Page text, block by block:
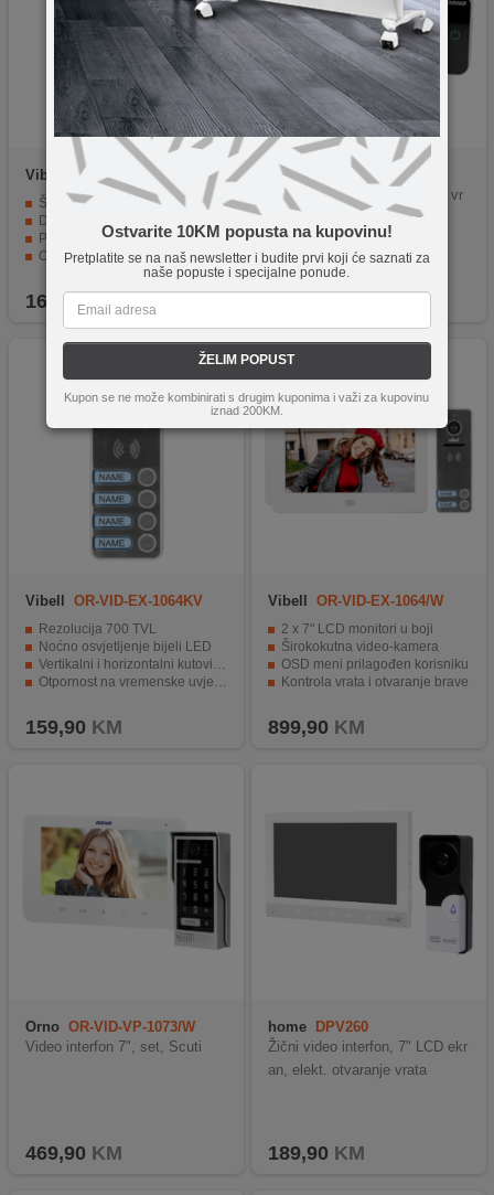
Ostvarite 10KM popusta na kupovinu!
Pretplatite se na naš newsletter i budite prvi koji će saznati za
naše popuste i specijalne ponude.
ŽELIM POPUST
Kupon se ne može kombinirati s drugim kuponima i važi za kupovinu
iznad 200KM.
Vibell OR-VID-EX-1063KV
Širokokutna kamera u boji
Dodatno osvjetljenje za noćni vid
Pozadinsko osvjetljenje za natpisnu pločicu
Otporan na promjenljive vremenske uslove
Mogućnost razgovora i kontrole kapije
169,90KM
Orno OR-WIZ-1107
Digitalna špijunka za ulazna vr
Vibell OR-VID-EX-1064KV
Rezolucija 700 TVL
Noćno osvjetljenje bijeli LED
Vertikalni i horizontalni kutovi gledanja
Otpornost na vremenske uvjete IP65
159,90 KM
Vibell OR-VID-EX-1064/W
2 x 7" LCD monitori u boji
Širokokutna video-kamera
OSD meni prilagođen korisniku
Kontrola vrata i otvaranje brave
899,90 KM
Orno OR-VID-VP-1073/W
Video interfon 7", set, Scuti
469,90 KM
home
DPV260
Žični video interfon, 7" LCD ekr
an, elekt. otvaranje vrata
189,90 KM